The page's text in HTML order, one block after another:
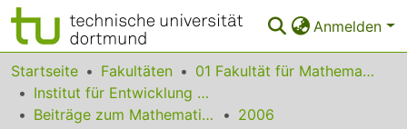
Anmelden
Bereiche & Sammlungen
Das gesamte Repositorium
Startseite Fakultäten
01 Fakultät für Mathematik
Institut für Entwicklung und Erforschung des Mathematikunterrichts
Beiträge zum Mathematikunterricht
2006